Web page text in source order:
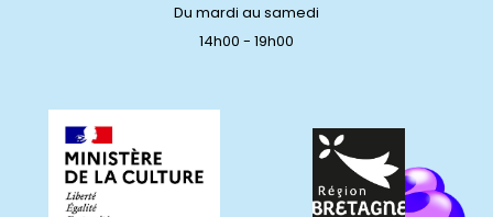
Du mardi au samedi
14h00 - 19h00